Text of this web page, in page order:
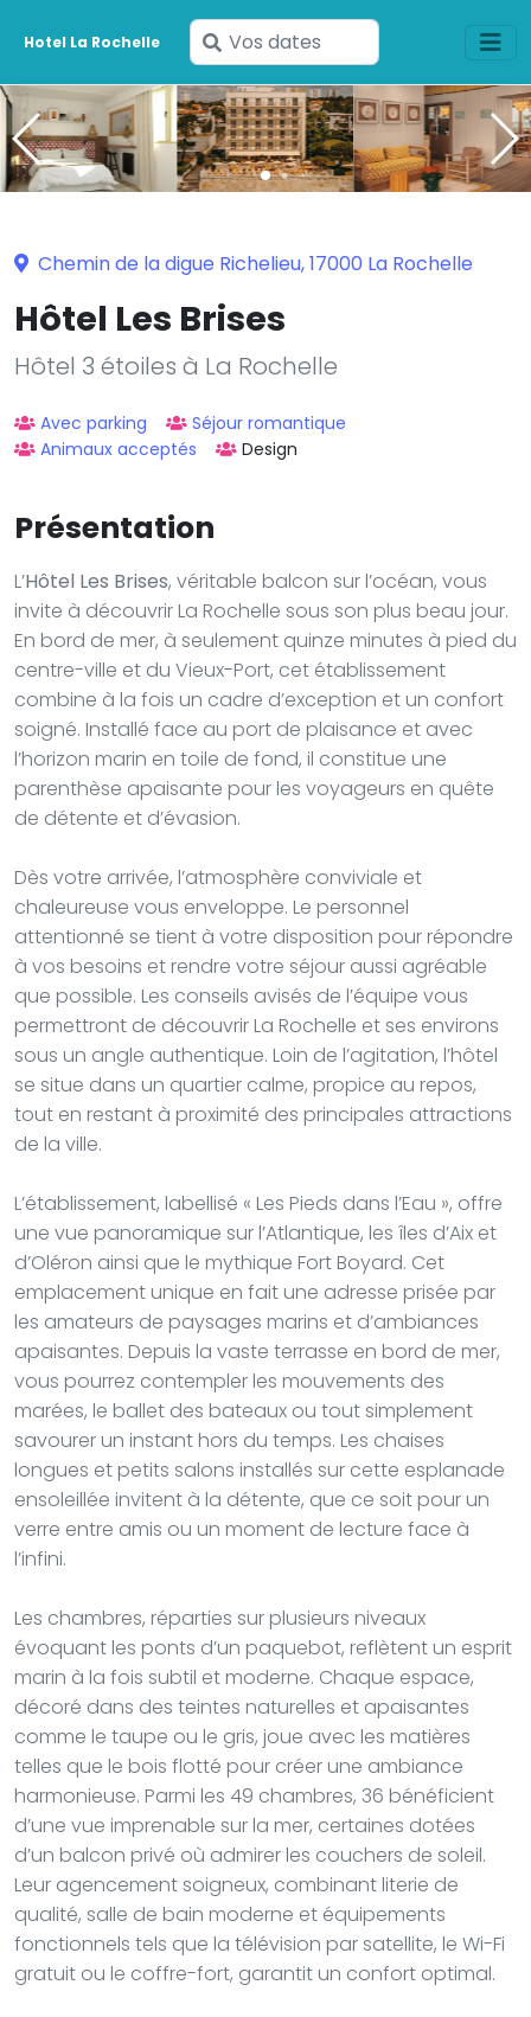
Hotel La Rochelle
Saisissez
vos
dates
Chemin de la digue Richelieu, 17000 La Rochelle
Hôtel Les Brises
Hôtel 3 étoiles à La Rochelle
Avec parking
Séjour romantique
Animaux acceptés
Design
Présentation
L’Hôtel Les Brises, véritable balcon sur l’océan, vous
invite à découvrir La Rochelle sous son plus beau jour.
En bord de mer, à seulement quinze minutes à pied du
centre-ville et du Vieux-Port, cet établissement
combine à la fois un cadre d’exception et un confort
soigné. Installé face au port de plaisance et avec
l’horizon marin en toile de fond, il constitue une
parenthèse apaisante pour les voyageurs en quête
de détente et d’évasion.
Dès votre arrivée, l’atmosphère conviviale et
chaleureuse vous enveloppe. Le personnel
attentionné se tient à votre disposition pour répondre
à vos besoins et rendre votre séjour aussi agréable
que possible. Les conseils avisés de l’équipe vous
permettront de découvrir La Rochelle et ses environs
sous un angle authentique. Loin de l’agitation, l’hôtel
se situe dans un quartier calme, propice au repos,
tout en restant à proximité des principales attractions
de la ville.
L’établissement, labellisé « Les Pieds dans l’Eau », offre
une vue panoramique sur l’Atlantique, les îles d’Aix et
d’Oléron ainsi que le mythique Fort Boyard. Cet
emplacement unique en fait une adresse prisée par
les amateurs de paysages marins et d’ambiances
apaisantes. Depuis la vaste terrasse en bord de mer,
vous pourrez contempler les mouvements des
marées, le ballet des bateaux ou tout simplement
savourer un instant hors du temps. Les chaises
longues et petits salons installés sur cette esplanade
ensoleillée invitent à la détente, que ce soit pour un
verre entre amis ou un moment de lecture face à
l’infini.
Les chambres, réparties sur plusieurs niveaux
évoquant les ponts d’un paquebot, reflètent un esprit
marin à la fois subtil et moderne. Chaque espace,
décoré dans des teintes naturelles et apaisantes
comme le taupe ou le gris, joue avec les matières
telles que le bois flotté pour créer une ambiance
harmonieuse. Parmi les 49 chambres, 36 bénéficient
d’une vue imprenable sur la mer, certaines dotées
d’un balcon privé où admirer les couchers de soleil.
Leur agencement soigneux, combinant literie de
qualité, salle de bain moderne et équipements
fonctionnels tels que la télévision par satellite, le Wi-Fi
gratuit ou le coffre-fort, garantit un confort optimal.